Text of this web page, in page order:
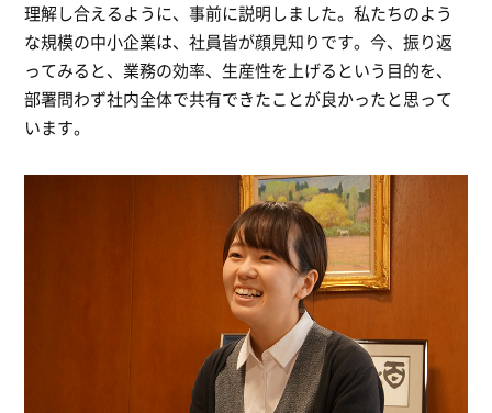
理解し合えるように、事前に説明しました。私たちのよう
な規模の中小企業は、社員皆が顔見知りです。今、振り返
ってみると、業務の効率、生産性を上げるという目的を、
部署問わず社内全体で共有できたことが良かったと思って
います。